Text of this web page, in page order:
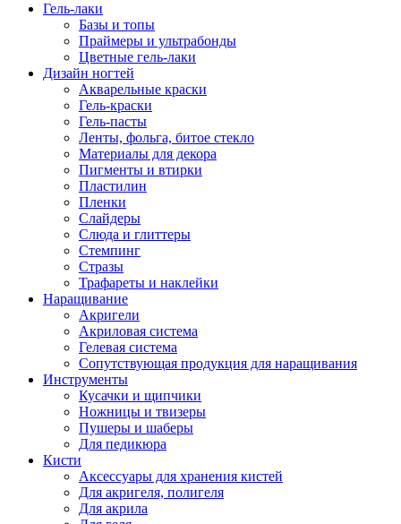
Гель-лаки
Базы и топы
Праймеры и ультрабонды
Цветные гель-лаки
Дизайн ногтей
Акварельные краски
Гель-краски
Гель-пасты
Ленты, фольга, битое стекло
Материалы для декора
Пигменты и втирки
Пластилин
Пленки
Слайдеры
Слюда и глиттеры
Стемпинг
Стразы
Трафареты и наклейки
Наращивание
Акригели
Акриловая система
Гелевая система
Сопутствующая продукция для наращивания
Инструменты
Кусачки и щипчики
Ножницы и твизеры
Пушеры и шаберы
Для педикюра
Кисти
Аксессуары для хранения кистей
Для акригеля, полигеля
Для акрила